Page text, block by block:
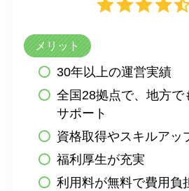
メリット
30年以上の運営実績
全国28拠点で、地方で
サポート
資格取得やスキルアッ
福利厚生が充実
利用料が無料で費用負